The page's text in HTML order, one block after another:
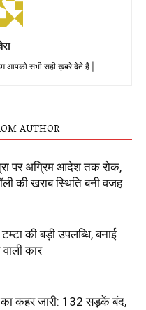
आपको सभी सही ख़बरे देते है |
AUTHOR
पर अग्रिम आदेश तक रोक,
की खराब स्थिति बनी वजह
की बड़ी उपलब्धि, बनाई
कार
का कहर जारी: 132 सड़कें बंद,